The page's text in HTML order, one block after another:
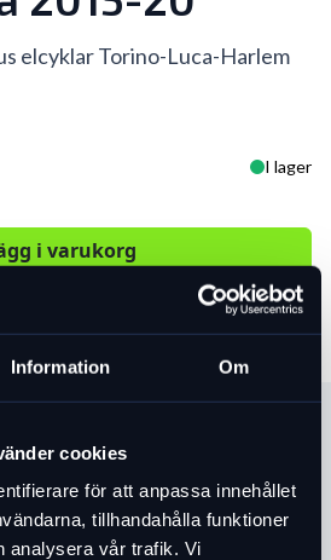
Information Om
cookies
för att anpassa innehållet
tillhandahålla funktioner
analysera vår trafik. Vi
elcyklar Torino-Luca-Harlem
I lager
i varukorg